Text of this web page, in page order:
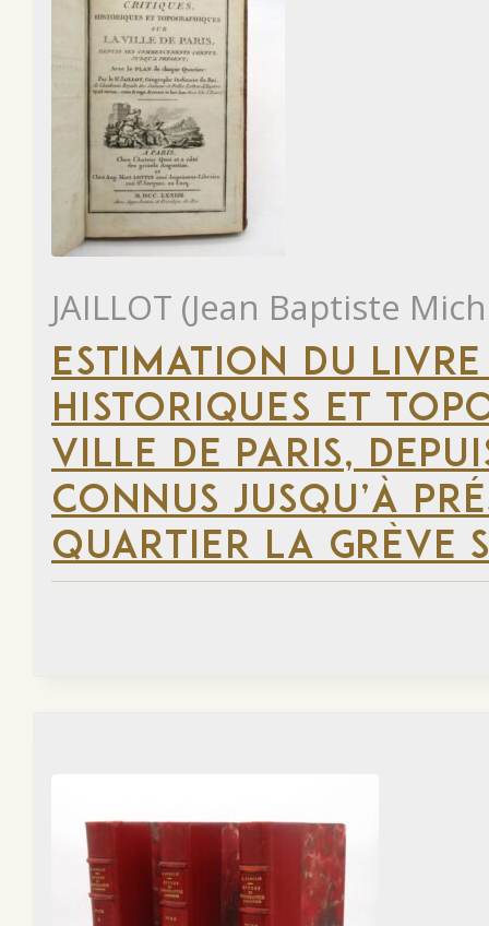
JAILLOT (Jean Baptiste
ESTIMATION DU
HISTORIQUES ET
VILLE DE PARIS,
CONNUS JUSQU’À
QUARTIER LA GRÈVE